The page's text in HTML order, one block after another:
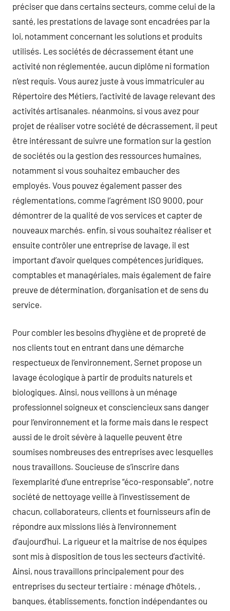
préciser que dans certains secteurs, comme celui de la
santé, les prestations de lavage sont encadrées par la
loi, notamment concernant les solutions et produits
utilisés. Les sociétés de décrassement étant une
activité non réglementée, aucun diplôme ni formation
n’est requis. Vous aurez juste à vous immatriculer au
Répertoire des Métiers, l’activité de lavage relevant des
activités artisanales. néanmoins, si vous avez pour
projet de réaliser votre société de décrassement, il peut
être intéressant de suivre une formation sur la gestion
de sociétés ou la gestion des ressources humaines,
notamment si vous souhaitez embaucher des
employés. Vous pouvez également passer des
réglementations, comme l’agrément ISO 9000, pour
démontrer de la qualité de vos services et capter de
nouveaux marchés. enfin, si vous souhaitez réaliser et
ensuite contrôler une entreprise de lavage, il est
important d’avoir quelques compétences juridiques,
comptables et managériales, mais également de faire
preuve de détermination, d’organisation et de sens du
service.
Pour combler les besoins d’hygiène et de propreté de
nos clients tout en entrant dans une démarche
respectueux de l’environnement, Sernet propose un
lavage écologique à partir de produits naturels et
biologiques. Ainsi, nous veillons à un ménage
professionnel soigneux et consciencieux sans danger
pour l’environnement et la forme mais dans le respect
aussi de le droit sévère à laquelle peuvent être
soumises nombreuses des entreprises avec lesquelles
nous travaillons. Soucieuse de s’inscrire dans
l’exemplarité d’une entreprise “éco-responsable”, notre
société de nettoyage veille à l’investissement de
chacun, collaborateurs, clients et fournisseurs afin de
répondre aux missions liés à l’environnement
d’aujourd’hui. La rigueur et la maitrise de nos équipes
sont mis à disposition de tous les secteurs d’activité.
Ainsi, nous travaillons principalement pour des
entreprises du secteur tertiaire : ménage d’hôtels, ,
banques, établissements, fonction indépendantes ou